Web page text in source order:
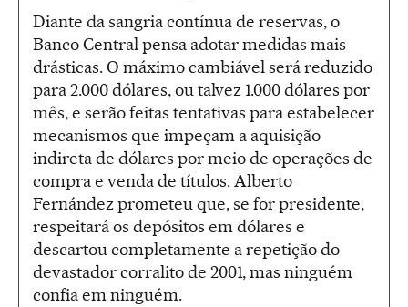
Diante da sangria contínua de reservas, o
Banco Central pensa adotar medidas mais
drásticas. O máximo cambiável será reduzido
para 2.000 dólares, ou talvez 1.000 dólares por
mês, e serão feitas tentativas para estabelecer
mecanismos que impeçam a aquisição
indireta de dólares por meio de operações de
compra e venda de títulos. Alberto
Fernández prometeu que, se for presidente,
respeitará os depósitos em dólares e
descartou completamente a repetição do
devastador corralito de 2001, mas ninguém
confia em ninguém.